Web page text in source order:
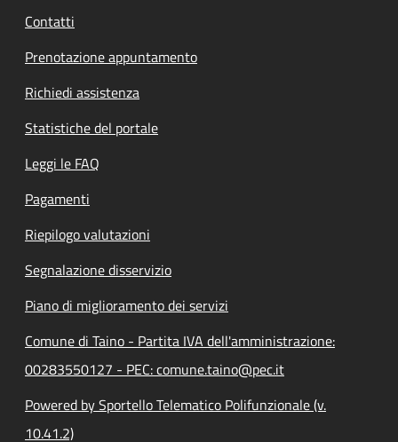
Contatti
Prenotazione appuntamento
Richiedi assistenza
Statistiche del portale
Leggi le FAQ
Pagamenti
Riepilogo valutazioni
Segnalazione disservizio
Piano di miglioramento dei servizi
Comune di Taino - Partita IVA dell'amministrazione:
00283550127 - PEC: comune.taino@pec.it
Powered by Sportello Telematico Polifunzionale (v.
10.41.2)